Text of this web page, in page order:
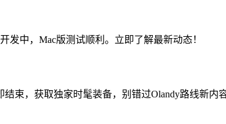
发中，Mac版测试顺利。立即了解最新动态！
结束，获取独家时髦装备，别错过Olandy路线新内